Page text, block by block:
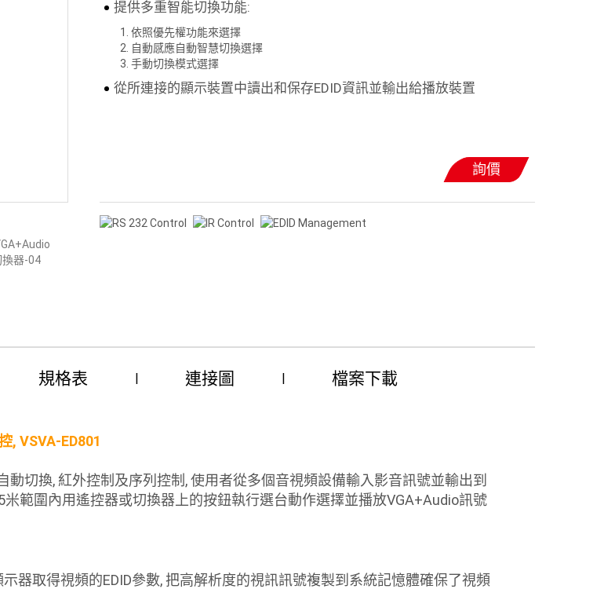
提供多重智能切換功能:
依照優先權功能來選擇
自動感應自動智慧切換選擇
手動切換模式選擇
從所連接的顯示裝置中讀出和保存EDID資訊並輸出給播放裝置
詢價
規格表 連接圖 檔案下載
, VSVA-ED801
動切換, 紅外控制及序列控制, 使用者從多個音視頻設備輸入影音訊號並輸出到
範圍內用遙控器或切換器上的按鈕執行選台動作選擇並播放VGA+Audio訊號
器取得視頻的EDID參數, 把高解析度的視訊訊號複製到系統記憶體確保了視頻